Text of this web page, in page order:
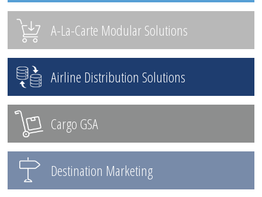
A-La-Carte Modular Solutions
Airline Distribution Solutions
Cargo GSA
Destination Marketing